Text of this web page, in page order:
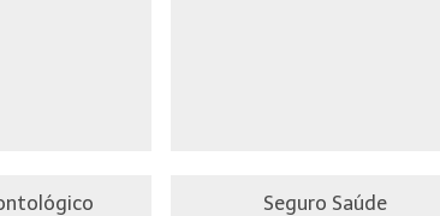
Seguro Saúde